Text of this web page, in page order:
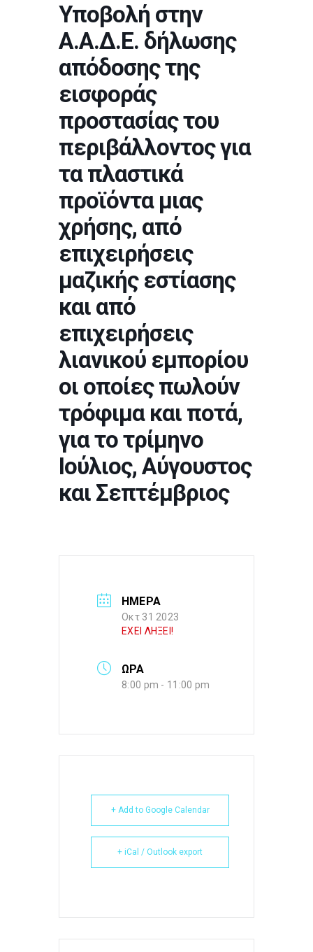
Υποβολή στην
Α.Α.Δ.Ε. δήλωσης
απόδοσης της
εισφοράς
προστασίας του
περιβάλλοντος για
τα πλαστικά
προϊόντα μιας
χρήσης, από
επιχειρήσεις
μαζικής εστίασης
και από
επιχειρήσεις
λιανικού εμπορίου
οι οποίες πωλούν
τρόφιμα και ποτά,
για το τρίμηνο
Ιούλιος, Αύγουστος
και Σεπτέμβριος
ΗΜΕΡΑ
Οκτ 31 2023
ΕΧΕΙ ΛΗΞΕΙ!
ΩΡΑ
8:00 pm - 11:00 pm
+ Add to Google Calendar
+ iCal / Outlook export